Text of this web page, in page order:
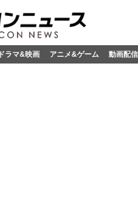
ドラマ&映画 アニメ&ゲーム 動画配